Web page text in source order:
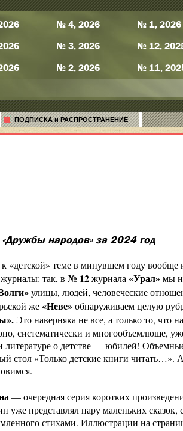
№ 4, 2026
№ 3, 2026
№ 2, 2026
№ 1, 2026
№ 12,
№ 11,
ПОДПИСКА и РАСПРОСТРАНЕНИЕ
народов» за 2024 год
«детской» теме в минувшем году вообще
так, в № 12журнала «Урал»мы
улицы, людей, человеческие
же«Неве»обнаруживаем целую
Это наверняка не все, а только то, что
систематически и многообъемлюще,
литературе о детстве — юбилей!
стол «Только детские книги
— очередная серия коротких
уже представлял пару маленьких
стихами. Иллюстрации на